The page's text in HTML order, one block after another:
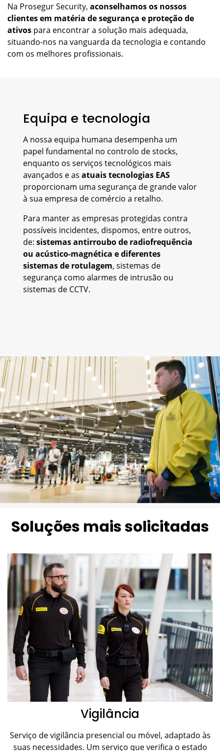
Na Prosegur Security, aconselhamos os nossos
clientes em matéria de segurança e proteção de
ativos para encontrar a solução mais adequada,
situando-nos na vanguarda da tecnologia e contando
com os melhores profissionais.
Equipa e tecnologia
A nossa equipa humana desempenha um
papel fundamental no controlo de stocks,
enquanto os serviços tecnológicos mais
avançados e as atuais tecnologias EAS
proporcionam uma segurança de grande valor
à sua empresa de comércio a retalho.
Para manter as empresas protegidas contra
possíveis incidentes, dispomos, entre outros,
de: sistemas antirroubo de radiofrequência
ou acústico-magnética e diferentes
sistemas de rotulagem, sistemas de
segurança como alarmes de intrusão ou
sistemas de CCTV.
Soluções mais solicitadas
Vigilância
Serviço de vigilância presencial ou móvel, adaptado às
suas necessidades. Um serviço que verifica o estado